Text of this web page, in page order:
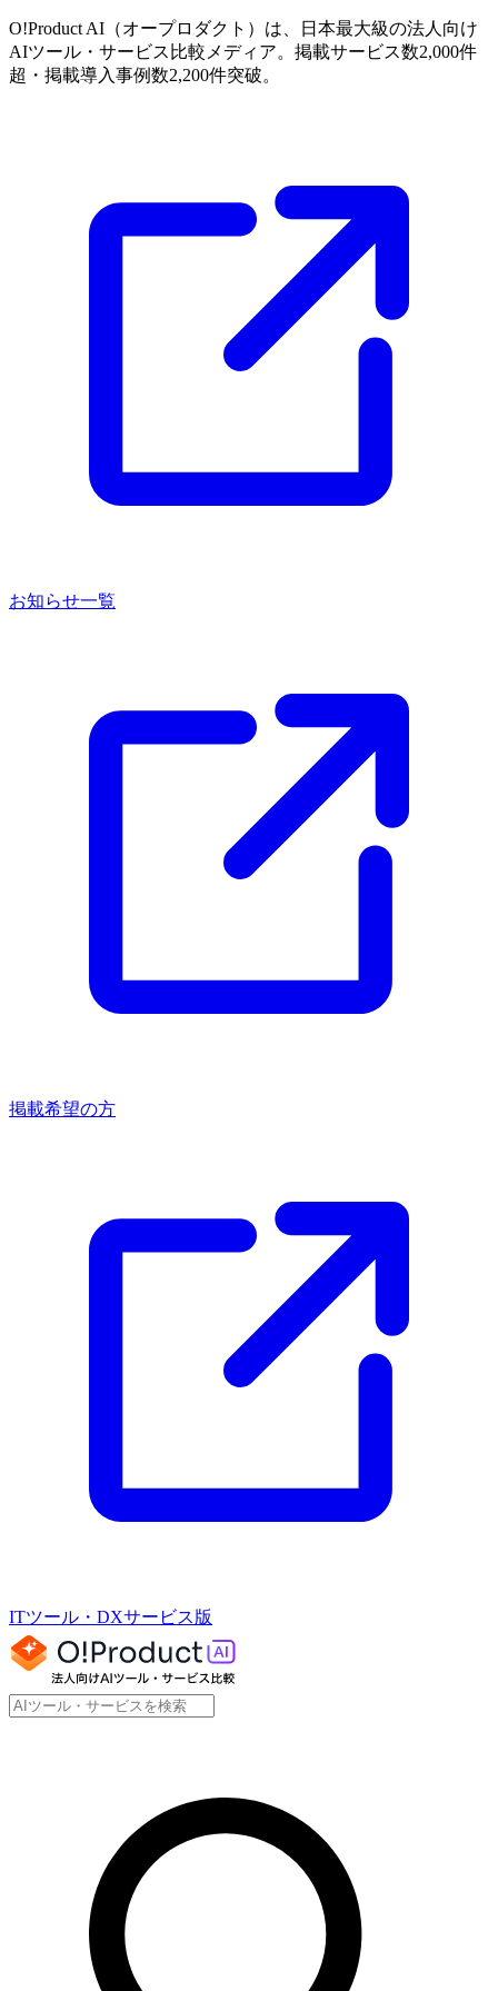
O!Product AI（オープロダクト）は、日本最大級の法人向け
AIツール・サービス比較メディア。掲載サービス数2,000件
超・掲載導入事例数2,200件突破。
お知らせ一覧
掲載希望の方
ITツール・DXサービス版